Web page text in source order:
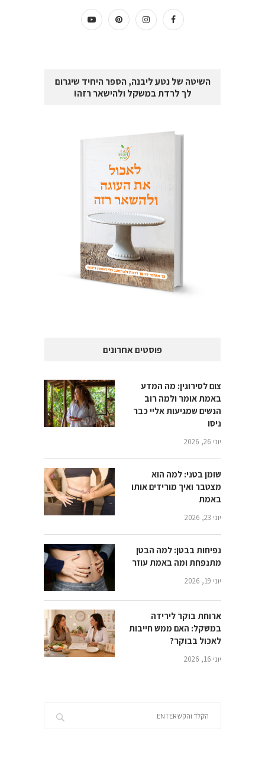
השיטה של נטע ליבנה, הספר היחיד שיגרום
לך לרדת במשקל ולהישאר רזה!
פוסטים אחרונים
צום לסירוגין: מה המדע
באמת אומר ולמה רוב
הנשים שמגיעות אליי כבר
ניסו
יוני 26, 2026
שומן בטני: למה הוא
מצטבר ואיך מורידים אותו
באמת
יוני 23, 2026
נפיחות בבטן: למה הבטן
מתנפחת ומה באמת עוזר
יוני 19, 2026
ארוחת בוקר לירידה
במשקל: האם ממש חייבות
לאכול בבוקר?
יוני 16, 2026